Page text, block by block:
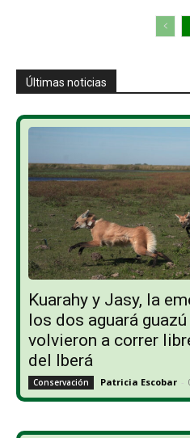
Últimas noticias
Kuarahy y Jasy, la
los dos aguará
volvieron a correr
del Iberá
Conservación Patricia Escobar -